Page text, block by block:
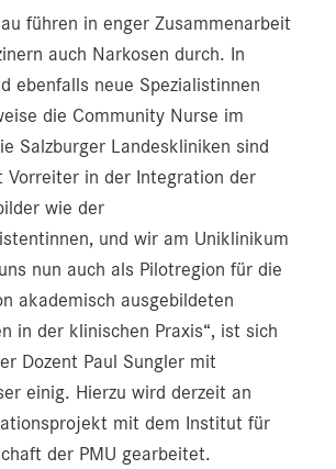
führen in enger Zusammenarbeit
auch Narkosen durch. In
ebenfalls neue Spezialistinnen
die Community Nurse im
Salzburger Landeskliniken sind
Vorreiter in der Integration der
wie der
und wir am Uniklinikum
nun auch als Pilotregion für die
akademisch ausgebildeten
in der klinischen Praxis“, ist sich
Dozent Paul Sungler mit
einig. Hierzu wird derzeit an
mit dem Institut für
der PMU gearbeitet.